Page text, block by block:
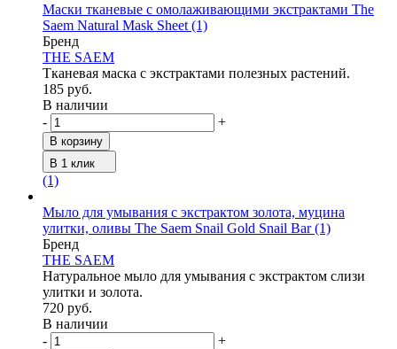
Маски тканевые с омолаживающими экстрактами The
Saem Natural Mask Sheet (1)
Бренд
THE SAEM
Тканевая маска с экстрактами полезных растений.
185 руб.
В наличии
-
+
В корзину
В 1 клик
(1)
Мыло для умывания с экстрактом золота, муцина
улитки, оливы The Saem Snail Gold Snail Bar(1)
Бренд
THE SAEM
Натуральное мыло для умывания с экстрактом слизи
улитки и золота.
720 руб.
В наличии
-
+